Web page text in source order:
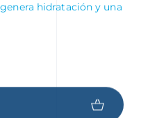
hidratación y una